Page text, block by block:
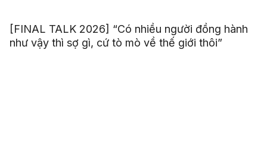
[FINAL TALK 2026] “Có nhiều người đồng hành
như vậy thì sợ gì, cứ tò mò về thế giới thôi”